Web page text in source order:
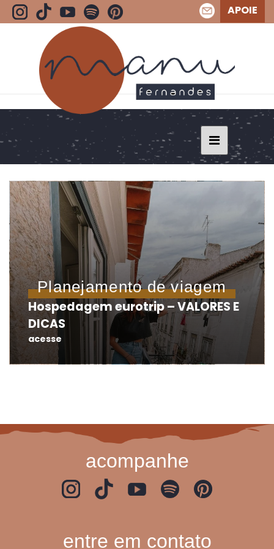
APOIE
BLOG - HOSPEDAGEM
Planejamento de viagem
Hospedagem eurotrip – VALORES E
DICAS
acesse
acompanhe
entre em contato